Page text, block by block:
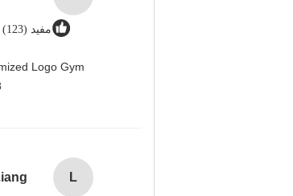
مفيد (123)
Logo Gym
L